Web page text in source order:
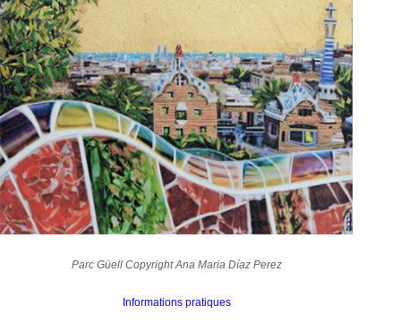
Parc Güell CopyrightAna Maria Díaz Perez
Informations pratiques